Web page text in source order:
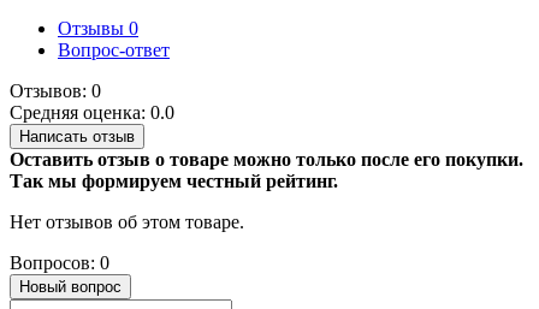
Отзывы 0
Вопрос-ответ
Отзывов: 0
Средняя оценка: 0.0
Написать отзыв
Оставить отзыв о товаре можно только после его покупки.
Так мы формируем честный рейтинг.
Нет отзывов об этом товаре.
Вопросов: 0
Новый вопрос